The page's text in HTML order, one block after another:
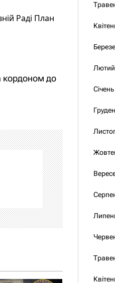
Раді План
кордоном до